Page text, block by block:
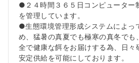
●２４時間３６５日コンピューター
を管理しています。
●生態環境管理形成システムによっ
め、猛暑の真夏でも極寒の真冬でも
全で健康な餌をお届けする為、日々
安定供給を可能にしております。